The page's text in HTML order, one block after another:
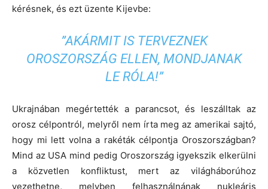
kérésnek, és ezt üzente Kijevbe:
”AKÁRMIT IS TERVEZNEK
OROSZORSZÁG ELLEN, MONDJANAK
LE RÓLA!”
Ukrajnában megértették a parancsot, és leszálltak az
orosz célpontról, melyről nem írta meg az amerikai sajtó,
hogy mi lett volna a rakéták célpontja Oroszországban?
Mind az USA mind pedig Oroszország igyekszik elkerülni
a közvetlen konfliktust, mert az világháborúhoz
vezethetne, melyben felhasználnának nukleáris